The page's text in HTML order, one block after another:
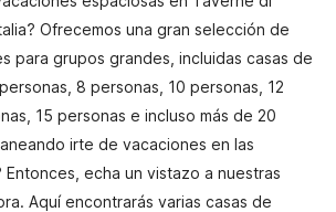
Ofrecemos una gran selección de
para grupos grandes, incluidas casas de
8 personas, 10 personas, 12
15 personas e incluso más de 20
irte de vacaciones en las
Entonces, echa un vistazo a nuestras
Aquí encontrarás varias casas de